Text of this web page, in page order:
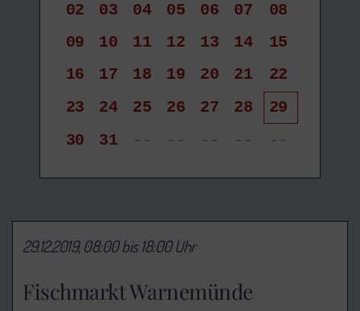
02
03 04 05 06 07
08
09
10 11 12 13 14
15
16
17 18 19 20 21
22
23
24 25 26 27 28
29
30
31 -- -- -- -- --
Fischmarkt Warnemünde
29.12.2019, 08:00 bis 18:00 Uhr